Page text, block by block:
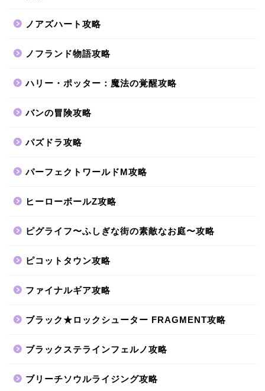
ノアズハート攻略
ノフランド物語攻略
ハリー・ポッター：魔法の覚醒攻略
バンの冒険攻略
パズドラ攻略
パーフェクトワールドM攻略
ヒーローボールZ攻略
ピグライフ〜ふしぎな街の素敵なお庭〜攻略
ピコットタウン攻略
ファイナルギア攻略
ブラック★ロックシューター FRAGMENT攻略
ブラックステラインフェルノ攻略
ブリーチソウルライジング攻略